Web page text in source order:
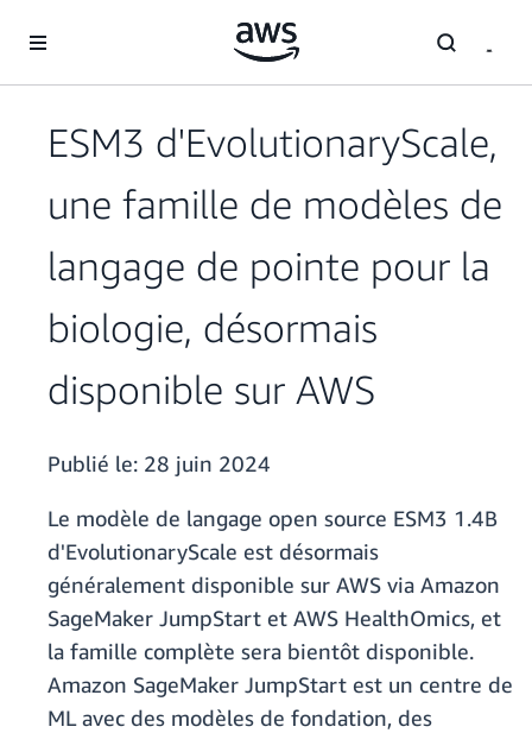
ESM3 d'EvolutionaryScale,
une famille de modèles de
langage de pointe pour la
biologie, désormais
disponible sur AWS
Publié le: 28 juin 2024
Le modèle de langage open source ESM3 1.4B
d'EvolutionaryScale est désormais
généralement disponible sur AWS via Amazon
SageMaker JumpStart et AWS HealthOmics, et
la famille complète sera bientôt disponible.
Amazon SageMaker JumpStart est un centre de
ML avec des modèles de fondation, des